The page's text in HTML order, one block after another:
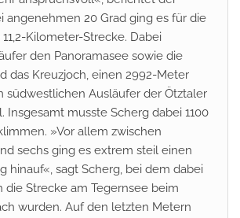
angenehmen 20 Grad ging es für die
Kilometer-Strecke. Dabei
den Panoramasee sowie die
das Kreuzjoch, einen 2992-Meter
südwestlichen Ausläufer der Ötztaler
Insgesamt musste Scherg dabei 1100
»Vor allem zwischen
sechs ging es extrem steil einen
hinauf«, sagt Scherg, bei dem dabei
die Strecke am Tegernsee beim
wurden. Auf den letzten Metern